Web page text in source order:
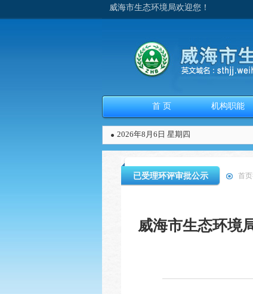
威海市生态环境局欢迎您！
首 页 机构职能
2026年8月6日 星期四
已受理环评审批公示 首页
威海市生态环境